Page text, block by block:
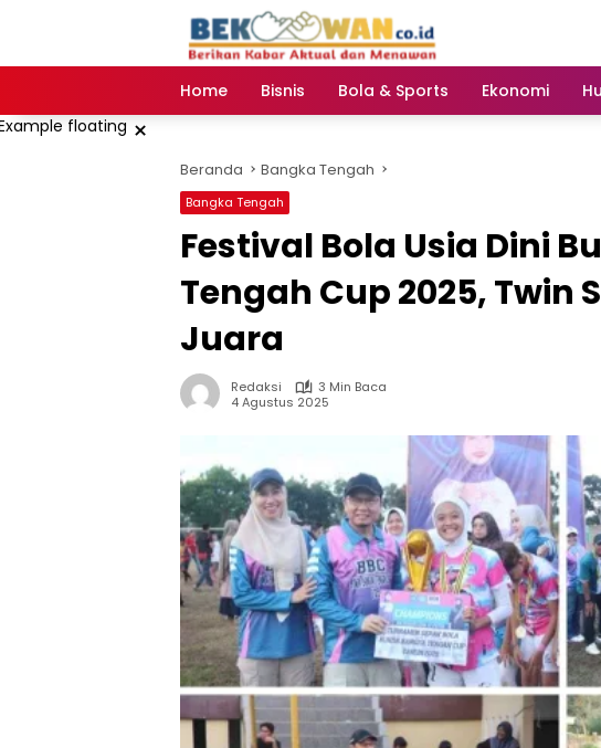
Home
Bisnis Bola & Sports Ekonomi
×
Beranda Bangka Tengah
Bangka Tengah
‎Festival Bola Usia Dini
Tengah Cup 2025, Twin
Juara ‎
Redaksi
3 Min Baca
4 Agustus 2025